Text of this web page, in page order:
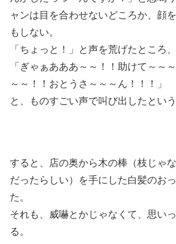
ャンは目を合わせないどころか、顔
もしない。
「ちょっと！」と声を荒げたところ
「ぎゃぁあああ～～！！助けて～～
～～！！おとうさ～～～ん！！！」
と、ものすごい声で叫び出したという
すると、店の奥から木の棒（枝じゃ
だったらしい）を手にした白髪のお
た。
それも、威嚇とかじゃなくて、思い
る。